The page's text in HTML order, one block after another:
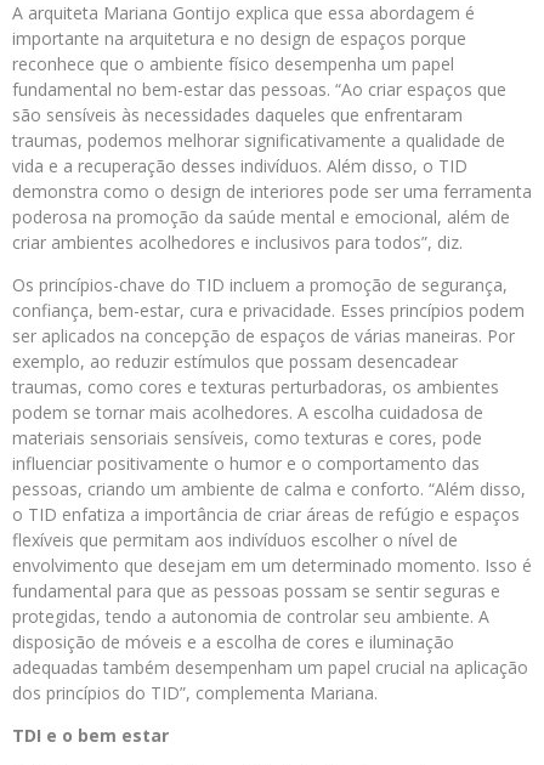
A arquiteta Mariana Gontijo explica que essa abordagem é
importante na arquitetura e no design de espaços porque
reconhece que o ambiente físico desempenha um papel
fundamental no bem-estar das pessoas. “Ao criar espaços que
são sensíveis às necessidades daqueles que enfrentaram
traumas, podemos melhorar significativamente a qualidade de
vida e a recuperação desses indivíduos. Além disso, o TID
demonstra como o design de interiores pode ser uma ferramenta
poderosa na promoção da saúde mental e emocional, além de
criar ambientes acolhedores e inclusivos para todos”, diz.
Os princípios-chave do TID incluem a promoção de segurança,
confiança, bem-estar, cura e privacidade. Esses princípios podem
ser aplicados na concepção de espaços de várias maneiras. Por
exemplo, ao reduzir estímulos que possam desencadear
traumas, como cores e texturas perturbadoras, os ambientes
podem se tornar mais acolhedores. A escolha cuidadosa de
materiais sensoriais sensíveis, como texturas e cores, pode
influenciar positivamente o humor e o comportamento das
pessoas, criando um ambiente de calma e conforto. “Além disso,
o TID enfatiza a importância de criar áreas de refúgio e espaços
flexíveis que permitam aos indivíduos escolher o nível de
envolvimento que desejam em um determinado momento. Isso é
fundamental para que as pessoas possam se sentir seguras e
protegidas, tendo a autonomia de controlar seu ambiente. A
disposição de móveis e a escolha de cores e iluminação
adequadas também desempenham um papel crucial na aplicação
dos princípios do TID”, complementa Mariana.
TDI e o bem estar